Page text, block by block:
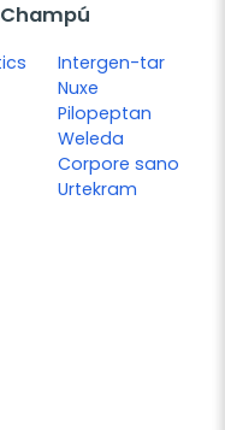
Intergen-tar
Nuxe
Pilopeptan
Weleda
Corpore sano
Urtekram